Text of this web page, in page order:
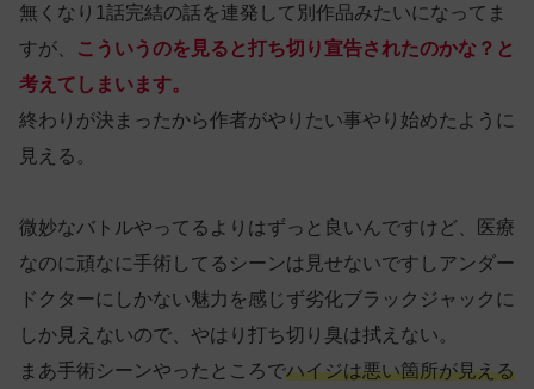
無くなり1話完結の話を連発して別作品みたいになってま
すが、
こういうのを見ると打ち切り宣告されたのかな？と
考えてしまいます。
終わりが決まったから作者がやりたい事やり始めたように
見える。
微妙なバトルやってるよりはずっと良いんですけど、医療
なのに頑なに手術してるシーンは見せないですしアンダー
ドクターにしかない魅力を感じず劣化ブラックジャックに
しか見えないので、やはり打ち切り臭は拭えない。
まあ手術シーンやったところでハイジは悪い箇所が見える